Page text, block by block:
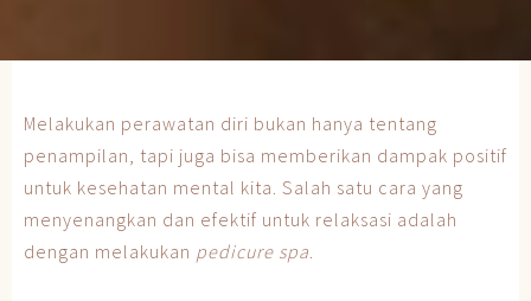
Melakukan perawatan diri bukan hanya tentang
penampilan, tapi juga bisa memberikan dampak positif
untuk kesehatan mental kita. Salah satu cara yang
menyenangkan dan efektif untuk relaksasi adalah
dengan melakukan pedicure spa